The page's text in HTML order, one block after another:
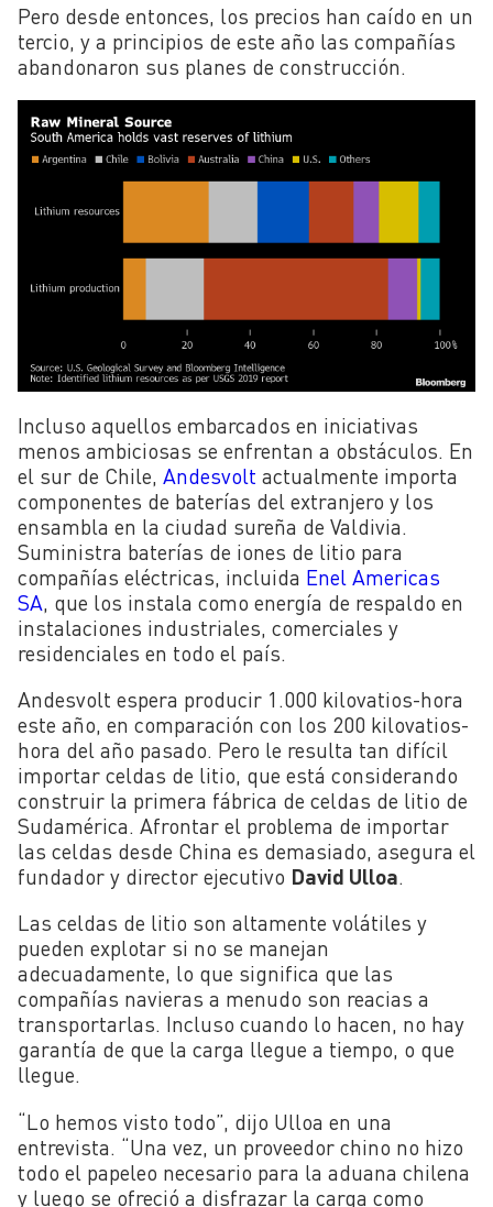
Pero desde entonces, los precios han caído en un
tercio, y a principios de este año las compañías
abandonaron sus planes de construcción.
Incluso aquellos embarcados en iniciativas
menos ambiciosas se enfrentan a obstáculos. En
el sur de Chile, Andesvolt actualmente importa
componentes de baterías del extranjero y los
ensambla en la ciudad sureña de Valdivia.
Suministra baterías de iones de litio para
compañías eléctricas, incluida Enel Americas
SA, que los instala como energía de respaldo en
instalaciones industriales, comerciales y
residenciales en todo el país.
Andesvolt espera producir 1.000 kilovatios-hora
este año, en comparación con los 200 kilovatios-
hora del año pasado. Pero le resulta tan difícil
importar celdas de litio, que está considerando
construir la primera fábrica de celdas de litio de
Sudamérica. Afrontar el problema de importar
las celdas desde China es demasiado, asegura el
fundador y director ejecutivo David Ulloa.
Las celdas de litio son altamente volátiles y
pueden explotar si no se manejan
adecuadamente, lo que significa que las
compañías navieras a menudo son reacias a
transportarlas. Incluso cuando lo hacen, no hay
garantía de que la carga llegue a tiempo, o que
llegue.
“Lo hemos visto todo”, dijo Ulloa en una
entrevista. “Una vez, un proveedor chino no hizo
todo el papeleo necesario para la aduana chilena
y luego se ofreció a disfrazar la carga como